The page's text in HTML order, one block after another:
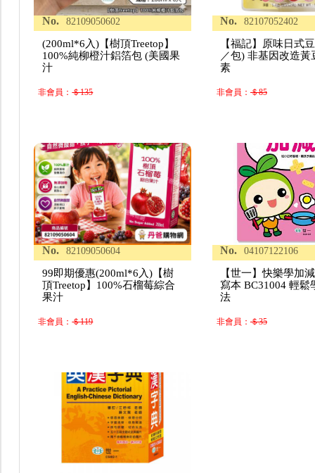
No. 82109050602
(200ml*6入)【樹頂Treetop】
100%純柳橙汁鋁箔包 (美國果
汁
非會員：＄135
No. 82107052402
【福記】原味日式
／包) 非基因改造黃
素
非會員： ＄85
No. 82109050604
99即期優惠(200ml*6入)【樹
頂Treetop】100%石榴莓綜合
果汁
非會員：＄119
No. 04107122106
【世一】快樂學加
寫本 BC31004 輕鬆
法
非會員： ＄35